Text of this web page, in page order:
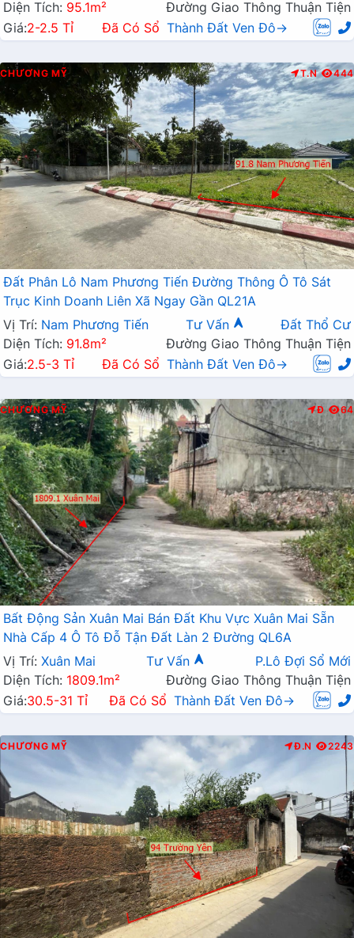
Diện Tích: 95.1m²
Đường Giao Thông Thuận Tiện
Giá:2-2.5 Tỉ Đã Có Sổ Thành Đất Ven Đô→
CHƯƠNG MỸ T.N 444
Đất Phân Lô Nam Phương Tiến Đường Thông Ô Tô Sát
Trục Kinh Doanh Liên Xã Ngay Gần QL21A
Vị Trí: Nam Phương Tiến Tư Vấn
Đất Thổ Cư
Diện Tích: 91.8m²
Đường Giao Thông Thuận Tiện
Giá:2.5-3 Tỉ Đã Có Sổ Thành Đất Ven Đô→
CHƯƠNG MỸ Đ 64
Bất Động Sản Xuân Mai Bán Đất Khu Vực Xuân Mai Sẵn
Nhà Cấp 4 Ô Tô Đỗ Tận Đất Làn 2 Đường QL6A
Vị Trí: Xuân Mai Tư Vấn
P.Lô Đợi Sổ Mới
Diện Tích: 1809.1m²
Đường Giao Thông Thuận Tiện
Giá:30.5-31 Tỉ Đã Có Sổ Thành Đất Ven Đô→
CHƯƠNG MỸ Đ.N 2243